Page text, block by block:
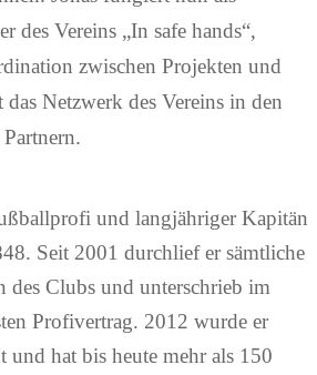
des Vereins „In safe hands“,
zwischen Projekten und
Netzwerk des Vereins in den
und langjähriger Kapitän
Seit 2001 durchlief er sämtliche
des Clubs und unterschrieb im
Profivertrag. 2012 wurde er
und hat bis heute mehr als 150